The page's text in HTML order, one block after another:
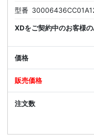
型番
XDをご契約中のお客様の